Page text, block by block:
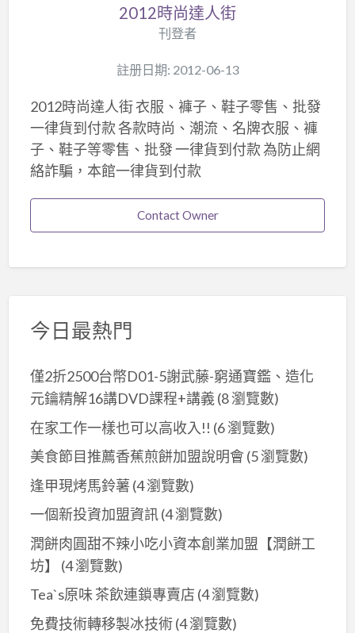
2012時尚達人街
刊登者
註册日期: 2012-06-13
2012時尚達人街 衣服、褲子、鞋子零售、批發
一律貨到付款 各款時尚、潮流、名牌衣服、褲
子、鞋子等零售、批發 一律貨到付款 為防止網
絡詐騙，本館一律貨到付款
Contact Owner
今日最熱門
僅2折2500台幣D01-5謝武藤-窮通寶鑑、造化
元鑰精解16講DVD課程+講義 (8 瀏覽數)
在家工作一樣也可以高收入!! (6 瀏覽數)
美食節目推薦香蕉煎餅加盟說明會 (5 瀏覽數)
逢甲現烤馬鈴薯 (4 瀏覽數)
一個新投資加盟資訊(4 瀏覽數)
潤餅肉圓甜不辣小吃小資本創業加盟【潤餅工
坊】
(4 瀏覽數)
Tea`s原味 茶飲連鎖專賣店 (4 瀏覽數)
免費技術轉移製冰技術(4 瀏覽數)